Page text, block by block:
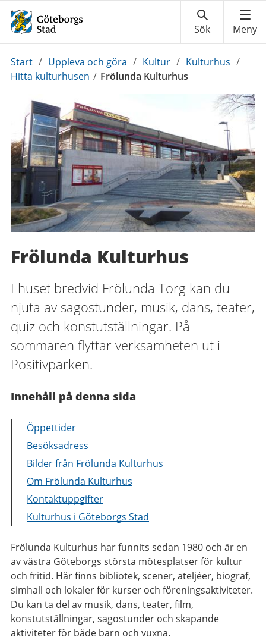
Du
är
Start / Uppleva och göra / Kultur / Kulturhus /
Hitta kulturhusen / Frölunda Kulturhus
Frölunda Kulturhus
I huset bredvid Frölunda Torg kan du
njuta av sagostunder, musik, dans, teater,
quiz och konstutställningar. På
sommaren flyttar verksamheten ut i
Positivparken.
Innehåll på denna sida
Öppettider
Besöksadress
Bilder från Frölunda Kulturhus
Om Frölunda Kulturhus
Kontaktuppgifter
Kulturhus i Göteborgs Stad
Frölunda Kulturhus har funnits sedan 1980 och är en
av västra Göteborgs största mötesplatser för kultur
och fritid. Här finns bibliotek, scener, ateljéer, biograf,
simhall och lokaler för kurser och föreningsaktiviteter.
Du kan ta del av musik, dans, teater, film,
konstutställningar, sagostunder och skapande
aktiviteter för både barn och vuxna.